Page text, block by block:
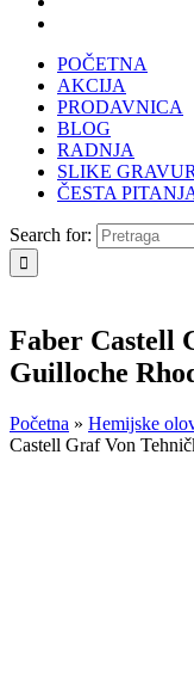
POČETNA
AKCIJA
PRODAVNICA
BLOG
RADNJA
SLIKE
ČESTA
Search for:
Faber Castell
Guilloche
Početna » Hemijske
Castell Graf Von